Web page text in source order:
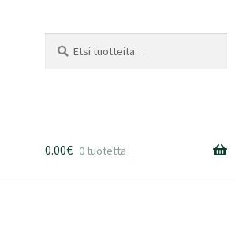
0.00€ 0 tuotetta